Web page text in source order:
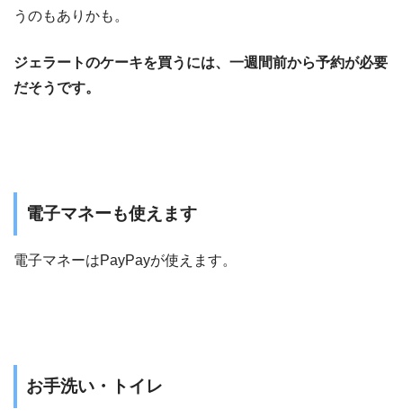
うのもありかも。
ジェラートのケーキを買うには、一週間前から予約が必要
だそうです。
電子マネーも使えます
電子マネーはPayPayが使えます。
お手洗い・トイレ